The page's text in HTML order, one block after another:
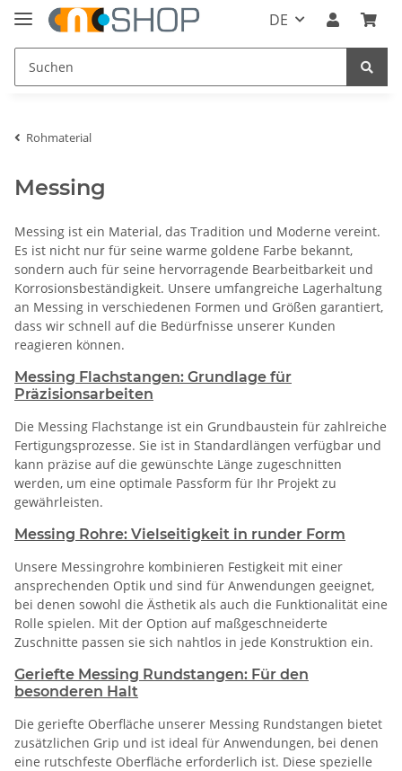
DE
Rohmaterial
Messing
Messing ist ein Material, das Tradition und Moderne vereint.
Es ist nicht nur für seine warme goldene Farbe bekannt,
sondern auch für seine hervorragende Bearbeitbarkeit und
Korrosionsbeständigkeit. Unsere umfangreiche Lagerhaltung
an Messing in verschiedenen Formen und Größen garantiert,
dass wir schnell auf die Bedürfnisse unserer Kunden
reagieren können.
Messing Flachstangen: Grundlage für
Präzisionsarbeiten
Die Messing Flachstange ist ein Grundbaustein für zahlreiche
Fertigungsprozesse. Sie ist in Standardlängen verfügbar und
kann präzise auf die gewünschte Länge zugeschnitten
werden, um eine optimale Passform für Ihr Projekt zu
gewährleisten.
Messing Rohre: Vielseitigkeit in runder Form
Unsere Messingrohre kombinieren Festigkeit mit einer
ansprechenden Optik und sind für Anwendungen geeignet,
bei denen sowohl die Ästhetik als auch die Funktionalität eine
Rolle spielen. Mit der Option auf maßgeschneiderte
Zuschnitte passen sie sich nahtlos in jede Konstruktion ein.
Geriefte Messing Rundstangen: Für den
besonderen Halt
Die geriefte Oberfläche unserer Messing Rundstangen bietet
zusätzlichen Grip und ist ideal für Anwendungen, bei denen
eine rutschfeste Oberfläche erforderlich ist. Diese spezielle